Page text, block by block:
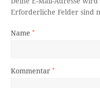
Erforderliche Felder sind
Name*
Kommentar*